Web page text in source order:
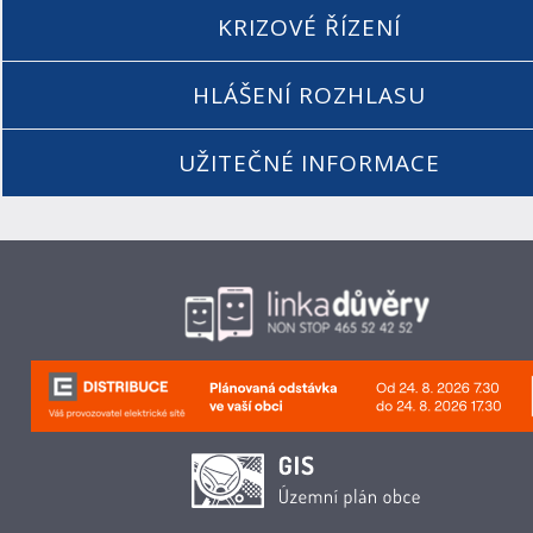
KRIZOVÉ ŘÍZENÍ
HLÁŠENÍ ROZHLASU
UŽITEČNÉ INFORMACE